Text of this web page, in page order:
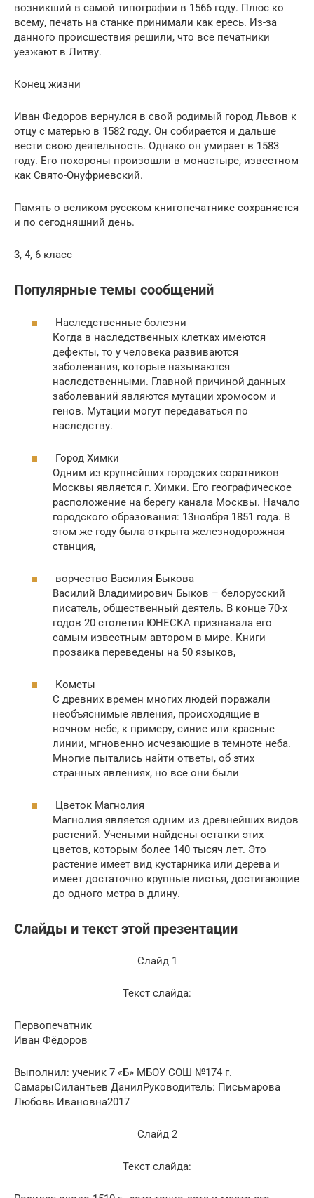
возникший в самой типографии в 1566 году. Плюс ко
всему, печать на станке принимали как ересь. Из-за
данного происшествия решили, что все печатники
уезжают в Литву.
Конец жизни
Иван Федоров вернулся в свой родимый город Львов к
отцу с матерью в 1582 году. Он собирается и дальше
вести свою деятельность. Однако он умирает в 1583
году. Его похороны произошли в монастыре, известном
как Свято-Онуфриевский.
Память о великом русском книгопечатнике сохраняется
и по сегодняшний день.
3, 4, 6 класс
Популярные темы сообщений
Наследственные болезни
Когда в наследственных клетках имеются
дефекты, то у человека развиваются
заболевания, которые называются
наследственными. Главной причиной данных
заболеваний являются мутации хромосом и
генов. Мутации могут передаваться по
наследству.
Город Химки
Одним из крупнейших городских соратников
Москвы является г. Химки. Его географическое
расположение на берегу канала Москвы. Начало
городского образования: 13ноября 1851 года. В
этом же году была открыта железнодорожная
станция,
ворчество Василия Быкова
Василий Владимирович Быков – белорусский
писатель, общественный деятель. В конце 70-х
годов 20 столетия ЮНЕСКА признавала его
самым известным автором в мире. Книги
прозаика переведены на 50 языков,
Кометы
С древних времен многих людей поражали
необъяснимые явления, происходящие в
ночном небе, к примеру, синие или красные
линии, мгновенно исчезающие в темноте неба.
Многие пытались найти ответы, об этих
странных явлениях, но все они были
Цветок Магнолия
Магнолия является одним из древнейших видов
растений. Учеными найдены остатки этих
цветов, которым более 140 тысяч лет. Это
растение имеет вид кустарника или дерева и
имеет достаточно крупные листья, достигающие
до одного метра в длину.
Слайды и текст этой презентации
Слайд 1
Текст слайда:
Первопечатник
Иван Фёдоров
Выполнил: ученик 7 «Б» МБОУ СОШ №174 г.
СамарыСилантьев ДанилРуководитель: Письмарова
Любовь Ивановна2017
Слайд 2
Текст слайда: